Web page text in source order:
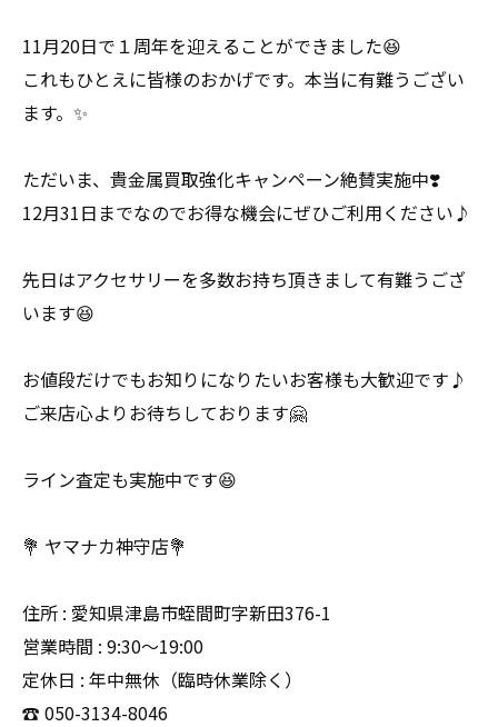
11月20日で１周年を迎えることができました😆
これもひとえに皆様のおかげです。本当に有難うござい
ます。✨
ただいま、貴金属買取強化キャンペーン絶賛実施中❣️
12月31日までなのでお得な機会にぜひご利用ください♪
先日はアクセサリーを多数お持ち頂きまして有難うござ
います😆
お値段だけでもお知りになりたいお客様も大歓迎です♪
ご来店心よりお待ちしております🤗
ライン査定も実施中です😆
💐 ヤマナカ神守店💐
住所 : 愛知県津島市蛭間町字新田376-1
営業時間 : 9:30〜19:00
定休日 : 年中無休（臨時休業除く）
☎️ 050-3134-8046